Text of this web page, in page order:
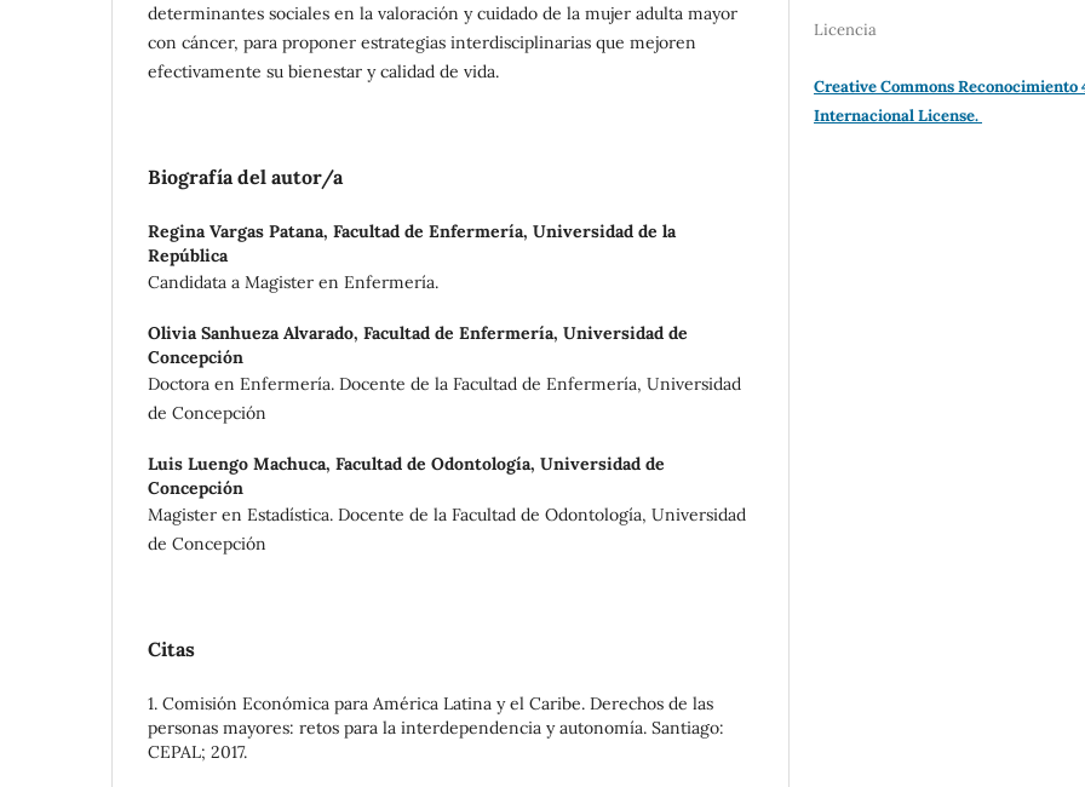
determinantes sociales en la valoración y cuidado de la mujer adulta mayor
con cáncer, para proponer estrategias interdisciplinarias que mejoren
efectivamente su bienestar y calidad de vida.
Biografía del autor/a
Regina Vargas Patana, Facultad de Enfermería, Universidad de la
República
Candidata a Magister en Enfermería.
Olivia Sanhueza Alvarado, Facultad de Enfermería, Universidad de
Concepción
Doctora en Enfermería. Docente de la Facultad de Enfermería, Universidad
de Concepción
Luis Luengo Machuca, Facultad de Odontología, Universidad de
Concepción
Magister en Estadística. Docente de la Facultad de Odontología, Universidad
de Concepción
Citas
1. Comisión Económica para América Latina y el Caribe. Derechos de las
personas mayores: retos para la interdependencia y autonomía. Santiago:
CEPAL; 2017.
Licencia
Creative Commons Reconocimiento
Internacional License.